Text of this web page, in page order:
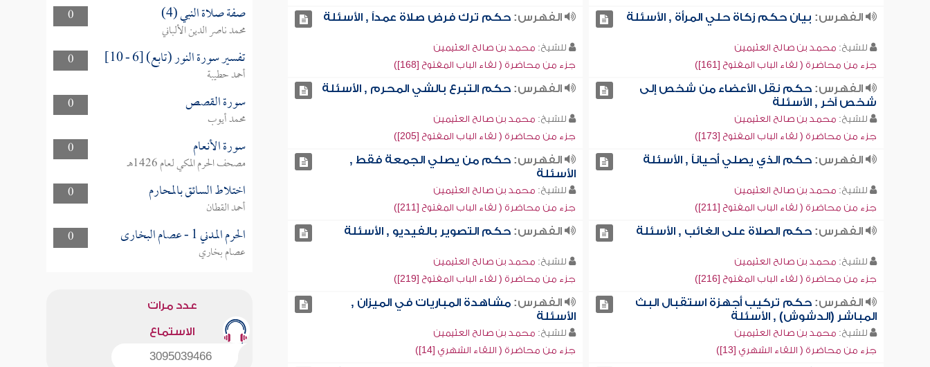
الفهرس: بيان حكم زكاة حلي المرأة , الأسئلة
للشيخ: محمد بن صالح العثيمين
جزء من محاضرة ( لقاء الباب المفتوح [161])
الفهرس: حكم ترك فرض صلاة عمداً , الأسئلة
للشيخ: محمد بن صالح العثيمين
جزء من محاضرة ( لقاء الباب المفتوح [168])
الفهرس:حكم نقل الأعضاء من شخص إلى
شخص آخر , الأسئلة
للشيخ: محمد بن صالح العثيمين
جزء من محاضرة ( لقاء الباب المفتوح [173])
الفهرس: حكم التبرع بالشي المحرم , الأسئلة
للشيخ: محمد بن صالح العثيمين
جزء من محاضرة ( لقاء الباب المفتوح [205])
الفهرس:حكم الذي يصلي أحياناً , الأسئلة
للشيخ: محمد بن صالح العثيمين
جزء من محاضرة ( لقاء الباب المفتوح [211])
الفهرس: حكم من يصلي الجمعة فقط ,
الأسئلة
للشيخ: محمد بن صالح العثيمين
جزء من محاضرة ( لقاء الباب المفتوح [211])
الفهرس:حكم الصلاة على الغائب , الأسئلة
للشيخ: محمد بن صالح العثيمين
جزء من محاضرة ( لقاء الباب المفتوح [216])
الفهرس: حكم التصوير بالفيديو , الأسئلة
للشيخ: محمد بن صالح العثيمين
جزء من محاضرة ( لقاء الباب المفتوح [219])
الفهرس:حكم تركيب أجهزة استقبال البث
المباشر (الدشوش) , الأسئلة
للشيخ: محمد بن صالح العثيمين
جزء من محاضرة ( اللقاء الشهري [13])
الفهرس: مشاهدة المباريات في الميزان ,
الأسئلة
للشيخ: محمد بن صالح العثيمين
جزء من محاضرة ( اللقاء الشهري [14])
0 صفة صلاة النبي (4)
محمد ناصر الدين الألباني
0
تفسير سورة النور (تابع) [6 - 10]
أحمد حطيبة
0
سورة القصص
محمد أيوب
0
سورة الأنعام
مصحف الحرم المكي لعام 1426هـ
0
اختلاط السائق بالمحارم
أحمد القطان
0
الحرم المدني 1 - عصام البخارى
عصام بخاري
عدد مرات
الاستماع
3095039466